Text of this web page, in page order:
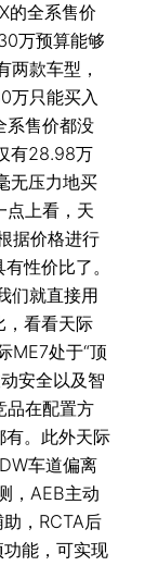
的全系售价
万预算能够
两款车型，
万只能买入
系售价都没
有28.98万
无压力地买
点上看，天
据价格进行
性价比了。
们就直接用
，看看天际
ME7处于“顶
安全以及智
品在配置方
有。此外天际
车道偏离
，AEB主动
，RCTA后
能，可实现